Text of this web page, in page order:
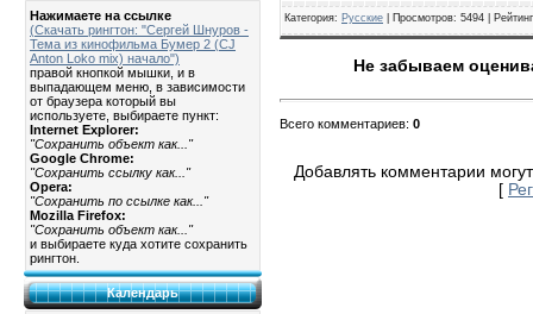
Нажимаете на ссылке
(Скачать рингтон: "Сергей Шнуров -
Тема из кинофильма Бумер 2 (CJ
Anton Loko mix) начало")
правой кнопкой мышки, и в
выпадающем меню, в зависимости
от браузера который вы
используете, выбираете пункт:
Internet Explorer:
"Сохранить объект как..."
Google Chrome:
"Сохранить ссылку как..."
Opera:
"Сохранить по ссылке как..."
Mozilla Firefox:
"Сохранить объект как..."
и выбираете куда хотите сохранить
рингтон.
Календарь
Категория: Русские Просмотров: 5494 | Рейтинг
Не забываем
Всего комментариев: 0
Добавлять комментарии
[